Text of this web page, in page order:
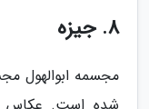
8. جیزه
مجسمه ابوالهول